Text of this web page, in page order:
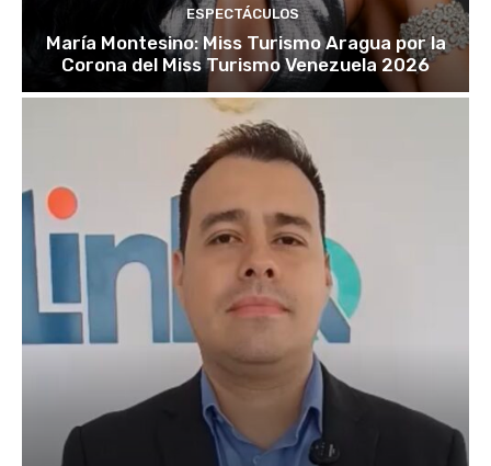
ESPECTÁCULOS
María Montesino: Miss Turismo Aragua por la
Corona del Miss Turismo Venezuela 2026